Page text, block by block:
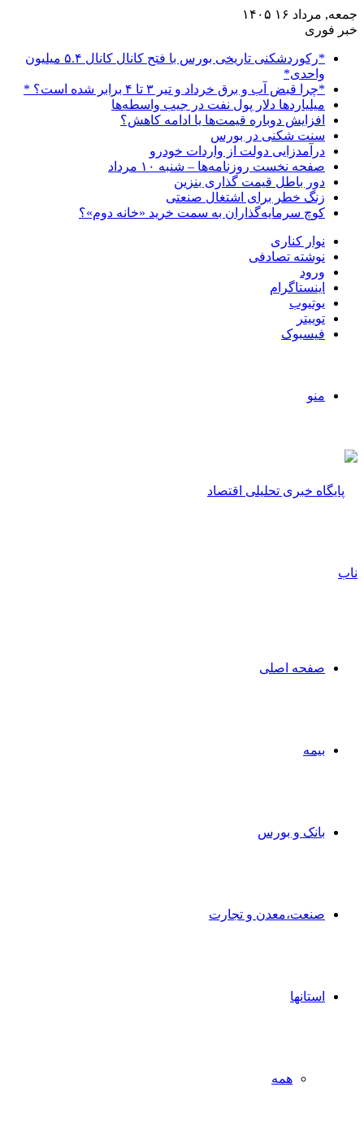
جمعه, مرداد ۱۶ ۱۴۰۵
خبر فوری
*رکوردشکنی تاریخی بورس با فتح کانال کانال ۵.۴ میلیون
واحدی*
*چرا قبض آب و برق خرداد و تیر ۳ تا ۴ برابر شده است؟ *
میلیاردها دلار پول نفت در جیب واسطه‌ها
افزایش دوباره قیمت‌ها یا ادامه کاهش؟
سنت شکنی در بورس
درآمدزایی دولت از واردات خودرو
صفحه نخست روزنامه‌ها – شنبه ۱۰ مرداد
دور باطل قیمت گذاری بنزین
زنگ خطر برای اشتغال صنعتی
کوچ سرمایه‌گذاران به سمت خرید «خانه دوم»؟
نوار کناری
نوشته تصادفی
ورود
اینستاگرام
یوتیوب
توییتر
فیسبوک
منو
صفحه اصلی
بیمه
بانک و بورس
صنعت،معدن و تجارت
استانها
همه